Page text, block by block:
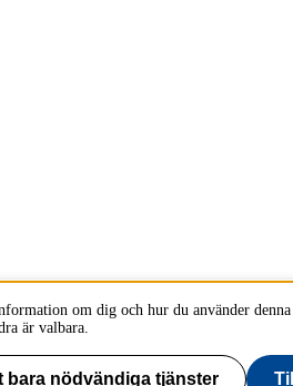
om dig och hur du använder
är valbara.
bara nödvändiga tjänster